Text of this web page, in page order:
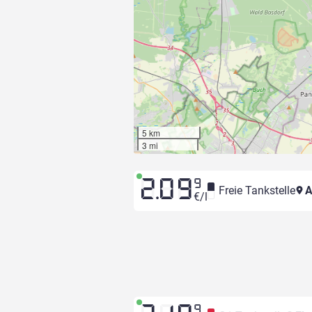
5 km
3 mi
2.09 9
€/l Freie Tankstelle
9